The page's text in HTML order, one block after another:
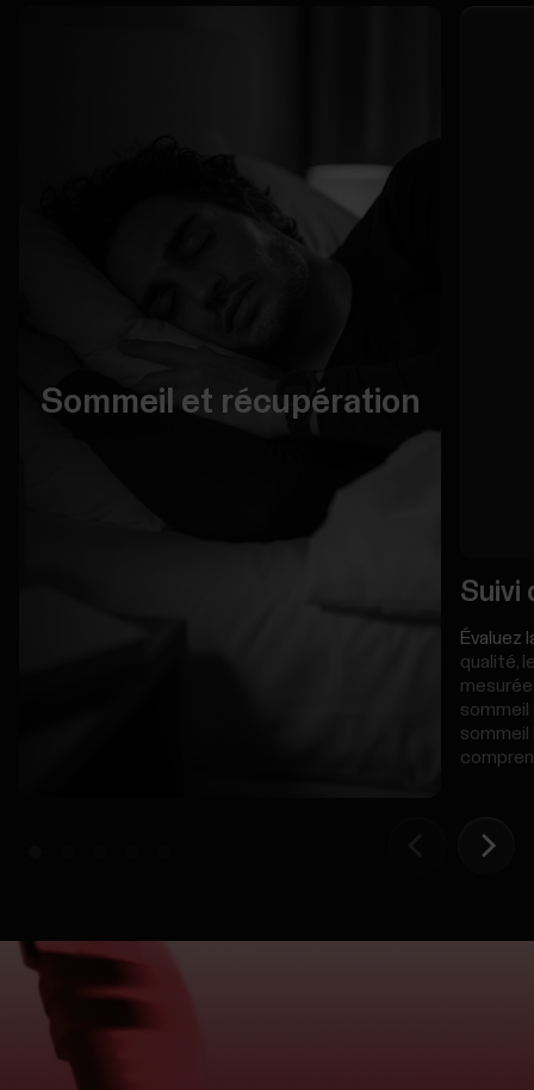
Sommeil et récupération
Suivi
Évaluez
qualité,
sommeil